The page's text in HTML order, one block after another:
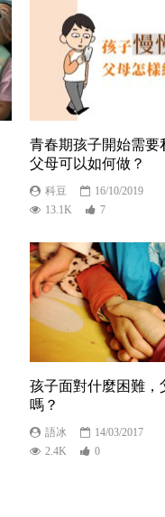
青春期孩子開始需要
父母可以如何做？
科豆
16/10/2019
13.1K
7
孩子面對什麼困難，
嗎？
語冰
14/03/2017
2.4K
0